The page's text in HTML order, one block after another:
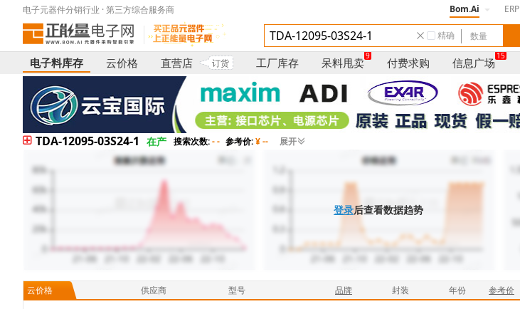
电子元器件分销行业 · 第三方综合服务商 Bom.Ai ERP
精确
电子料库存 云价格 直营店 订货 工厂库存 呆料甩卖
9
付费求购 信息广场
15
TDA-12095-03S24-1 在产 搜索次数:- - 参考价:¥ -- 展开
登录后查看数据趋势
云价格 供应商 型号 品牌 封装 年份 参考价